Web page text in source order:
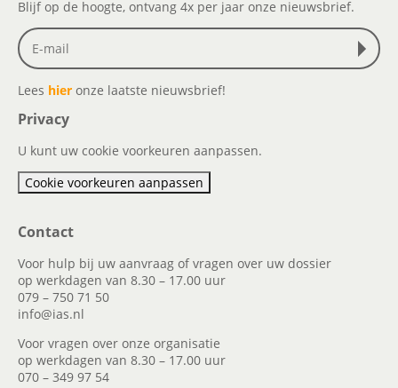
Blijf op de hoogte, ontvang 4x per jaar onze nieuwsbrief.
Lees hier onze laatste nieuwsbrief!
Privacy
U kunt uw cookie voorkeuren aanpassen.
Cookie voorkeuren aanpassen
Contact
Voor hulp bij uw aanvraag of vragen over uw dossier
op werkdagen van 8.30 – 17.00 uur
079 – 750 71 50
info@ias.nl
Voor vragen over onze organisatie
op werkdagen van 8.30 – 17.00 uur
070 – 349 97 54